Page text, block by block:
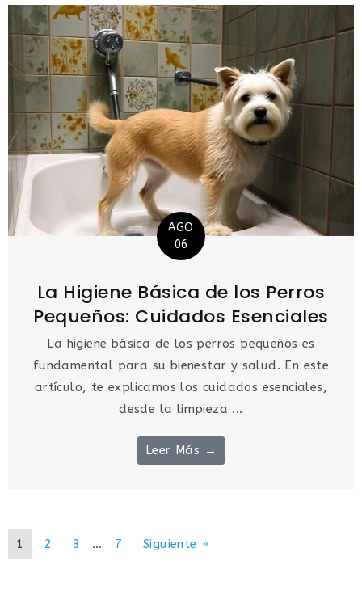
AGO
06
La Higiene Básica de los Perros
Pequeños: Cuidados Esenciales
La higiene básica de los perros pequeños es
fundamental para su bienestar y salud. En este
artículo, te explicamos los cuidados esenciales,
desde la limpieza ...
Leer Más →
1 2 3 … 7 Siguiente »